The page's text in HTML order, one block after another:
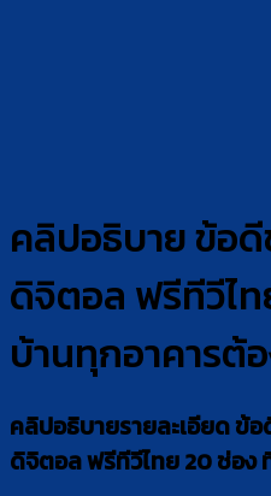
คลิปอธิบาย ข้อดี
ดิจิตอล ฟรีทีวีไ
บ้านทุกอาคารต้
คลิปอธิบายรายละเอียด ข้อ
ดิจิตอล ฟรีทีวีไทย 20 ช่อง